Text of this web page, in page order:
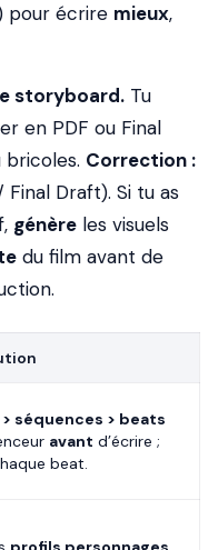
pour écrire mieux,
storyboard. Tu
en PDF ou Final
Correction :
Draft). Si tu as
génère les visuels
du film avant de
séquences > beats
avant d’écrire ;
beat.